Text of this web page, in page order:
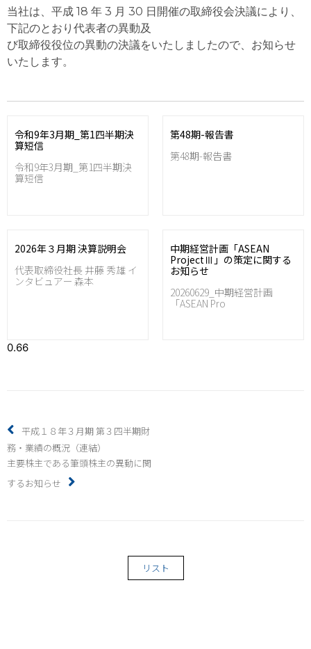
当社は、平成 18 年 3 月 30 日開催の取締役会決議により、
下記のとおり代表者の異動及
び取締役役位の異動の決議をいたしましたので、お知らせ
いたします。
令和9年3月期_第1四半期決
算短信
令和9年3月期_第1四半期決
算短信
第48期-報告書
第48期-報告書
2026年３月期 決算説明会
代表取締役社長 井藤 秀雄 イ
ンタビュアー 森本
中期経営計画「ASEAN
ProjectⅢ」の策定に関する
お知らせ
20260629_中期経営計画
「ASEAN Pro
平成１８年３月期 第３四半期財
務・業績の概況（連結）
主要株主である筆頭株主の異動に関
するお知らせ
リスト